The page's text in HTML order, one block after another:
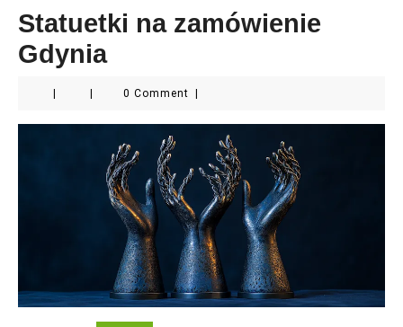
Statuetki na zamówienie
Gdynia
0 Comment